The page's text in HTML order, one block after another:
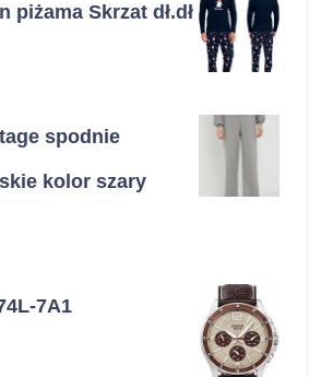
piżama Skrzat dł.dł
spodnie
kolor szary
7A1